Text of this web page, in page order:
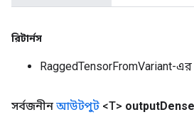
রিটার্নস
RaggedTensorFromVariant-
সর্বজনীন আউটপুট <T> outputDense